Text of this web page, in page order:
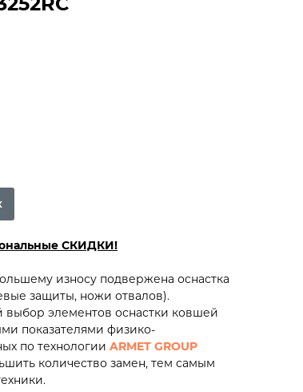
СКИДКИ!
износу подвержена оснастка
защиты, ножи отвалов).
выбор элементов оснастки ковшей
показателями физико-
по технологии ARMET GROUP
количество замен, тем самым